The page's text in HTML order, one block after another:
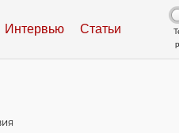
Интервью Статьи